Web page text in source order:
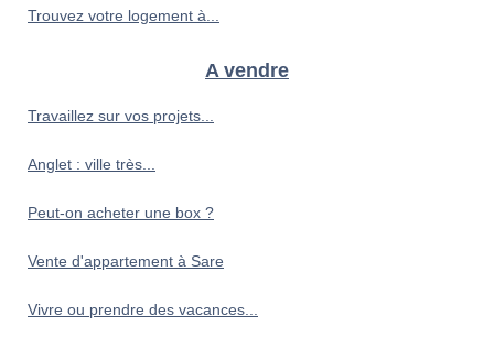
Trouvez votre logement à...
A vendre
Travaillez sur vos projets...
Anglet : ville très...
Peut-on acheter une box ?
Vente d'appartement à Sare
Vivre ou prendre des vacances...